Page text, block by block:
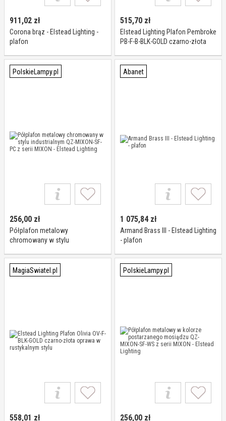
911,02 zł
Corona brąz - Elstead Lighting -
plafon
515,70 zł
Elstead Lighting Plafon Pembroke
PB-F-B-BLK-GOLD czarno-złota
PolskieLampy.pl
256,00 zł
Półplafon metalowy
chromowany w stylu
serii MIXON - Elstead Lighting
Abanet
1 075,84zł
Armand Brass III - Elstead Lighting
- plafon
MagiaSwiatel.pl
558,01 zł
PolskieLampy.pl
256,00 zł